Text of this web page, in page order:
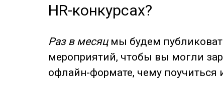
HR-конкурсах?
Раз в месяц мы будем
мероприятий, чтобы вы могли
офлайн-формате, чему поучиться